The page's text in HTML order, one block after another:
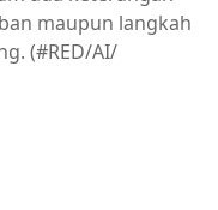
maupun langkah
(#RED/AI/